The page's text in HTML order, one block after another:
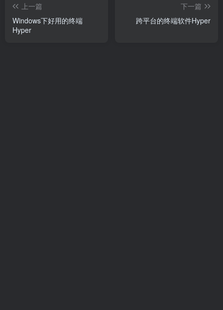
上一篇
Windows下好用的终端
Hyper
下一篇
跨平台的终端软件Hyper